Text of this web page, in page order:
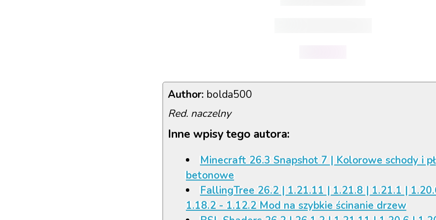
Author: bolda500
Red. naczelny
Inne wpisy tego autora:
Minecraft 26.3 Snapshot 7 | Kolorowe schody i
betonowe
FallingTree 26.2 | 1.21.11 | 1.21.8 | 1.21.1 |
1.18.2 - 1.12.2 Mod na szybkie ścinanie drzew